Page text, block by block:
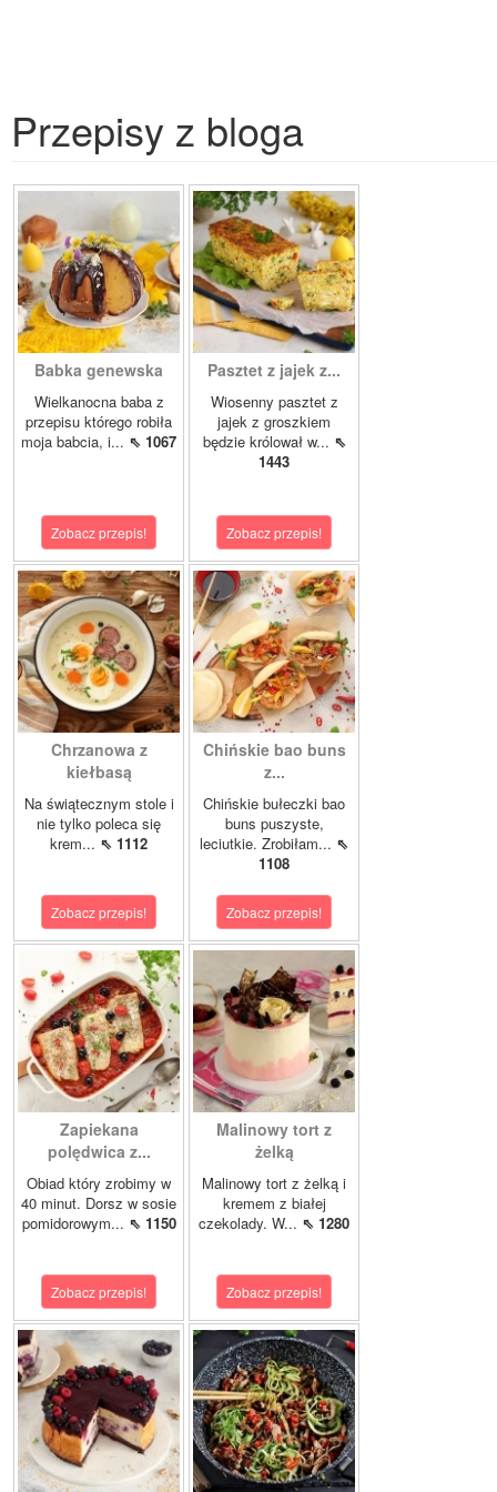
Przepisy z bloga
Babka genewska
Wielkanocna baba z
przepisu którego robiła
moja babcia, i... ⇖ 1067
Zobacz przepis!
Pasztet z jajek z...
Wiosenny pasztet z
jajek z groszkiem
będzie królował w... ⇖
1443
Zobacz przepis!
Chrzanowa z
kiełbasą
Na świątecznym stole i
nie tylko poleca się
krem... ⇖ 1112
Zobacz przepis!
Chińskie bao buns
z...
Chińskie bułeczki bao
buns puszyste,
leciutkie. Zrobiłam... ⇖
1108
Zobacz przepis!
Zapiekana
polędwica z...
Obiad który zrobimy w
40 minut. Dorsz w sosie
pomidorowym... ⇖ 1150
Zobacz przepis!
Malinowy tort z
żelką
Malinowy tort z żelką i
kremem z białej
czekolady. W... ⇖ 1280
Zobacz przepis!